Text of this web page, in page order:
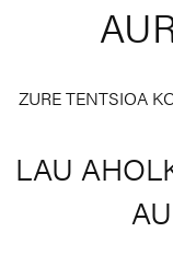
ZURE TENTSIOA
LAU